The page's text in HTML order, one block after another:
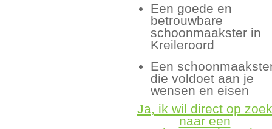
Een goede en
betrouwbare
schoonmaakster in
Kreileroord
Een
die voldoet aan je
wensen en eisen
Ja, ik wil direct op zoek
naar een